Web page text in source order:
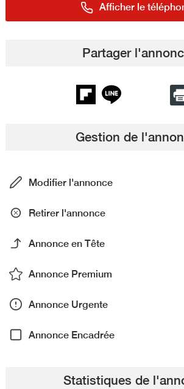
Afficher le
Partager
Gestion de
Modifier l'annonce
Retirer l'annonce
Annonce en Tête
Annonce Premium
Annonce Urgente
Annonce Encadrée
Statistiques de